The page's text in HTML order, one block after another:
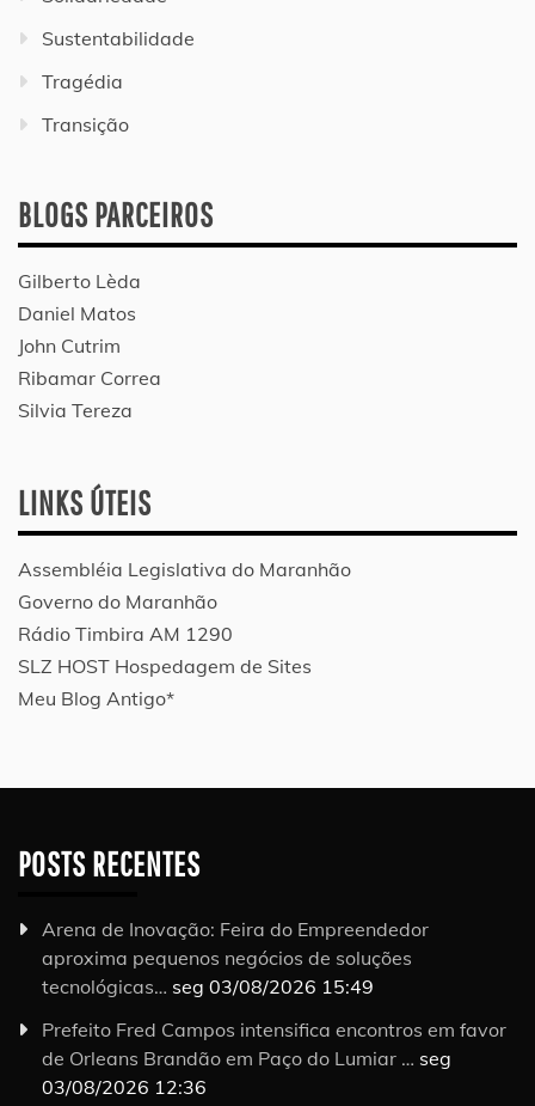
Sustentabilidade
Tragédia
Transição
BLOGS PARCEIROS
Gilberto Lèda
Daniel Matos
John Cutrim
Ribamar Correa
Silvia Tereza
LINKS ÚTEIS
Assembléia Legislativa do Maranhão
Governo do Maranhão
Rádio Timbira AM 1290
SLZ HOST Hospedagem de Sites
Meu Blog Antigo*
POSTS RECENTES
Arena de Inovação: Feira do Empreendedor
aproxima pequenos negócios de soluções
tecnológicas… seg 03/08/2026 15:49
Prefeito Fred Campos intensifica encontros em favor
de Orleans Brandão em Paço do Lumiar … seg
03/08/2026 12:36